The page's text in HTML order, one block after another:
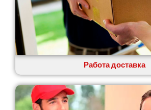
Хмельницкий
Хмельник
Ирпень
Ивано-Франковск
Измаил
Кагарлык
Калуш
Каменец-Подольский
Работа доставка